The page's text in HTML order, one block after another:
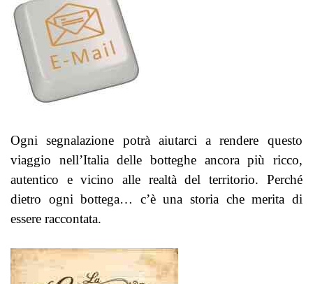
Ogni segnalazione potrà aiutarci a rendere questo
viaggio nell’Italia delle botteghe ancora più ricco,
autentico e vicino alle realtà del territorio. Perché
dietro ogni bottega… c’è una storia che merita di
essere raccontata.